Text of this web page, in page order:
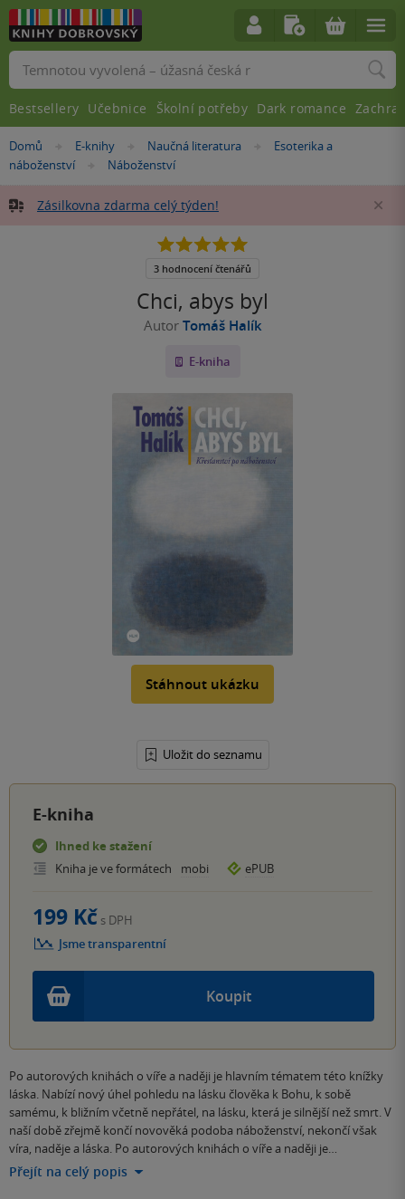
Nacházíte
se
Domů »E-knihy »Naučná literatura »
Esoterika a
náboženství
»
Náboženství
Zásilkovna zdarma celý týden!
Chci, abys byl
Autor Tomáš Halík
E-kniha
Stáhnout ukázku
Uložit do seznamu
5.0
5
3 hodnocení čtenářů
E-kniha
Ihned ke stažení
Kniha je ve formátech
mobi ePUB
Koupit
199 Kč s DPH
Jsme transparentní
Po autorových knihách o víře a naději je hlavním tématem této knížky
láska. Nabízí nový úhel pohledu na lásku člověka k Bohu, k sobě
samému, k bližním včetně nepřátel, na lásku, která je silnější než smrt. V
naší době zřejmě končí novověká podoba náboženství, nekončí však
víra, naděje a láska. Po autorových knihách o víře a naději je…
Přejít na celý popis
Vyhledávání
Bestsellery Učebnice Školní potřeby Dark romance